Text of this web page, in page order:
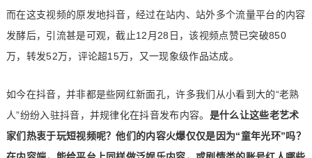
而在这支视频的原发地抖音，经过在站内、站外多个流量平台的内容
发酵后，引流甚是可观，截止12月28日，该视频点赞已突破850
万，转发52万，评论超15万，又一现象级作品达成。
如今在抖音，并非都是些网红新面孔，许多我们从小看到大的“老熟
人”纷纷入驻抖音，并规律化在抖音发布内容。 是什么让这些老艺术
家们热衷于玩短视频呢？他们的内容火爆仅仅是因为“童年光环”吗？